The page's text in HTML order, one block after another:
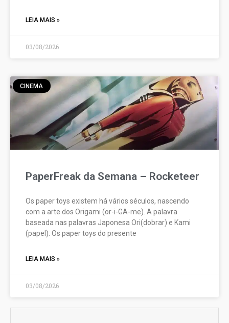
LEIA MAIS »
03/08/2026
CINEMA
PaperFreak da Semana – Rocketeer
Os paper toys existem há vários séculos, nascendo
com a arte dos Origami (or-i-GA-me). A palavra
baseada nas palavras Japonesa Ori(dobrar) e Kami
(papel). Os paper toys do presente
LEIA MAIS »
03/08/2026